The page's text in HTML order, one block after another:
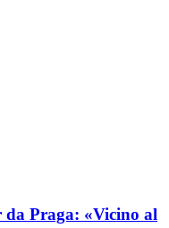
da Praga: «Vicino al